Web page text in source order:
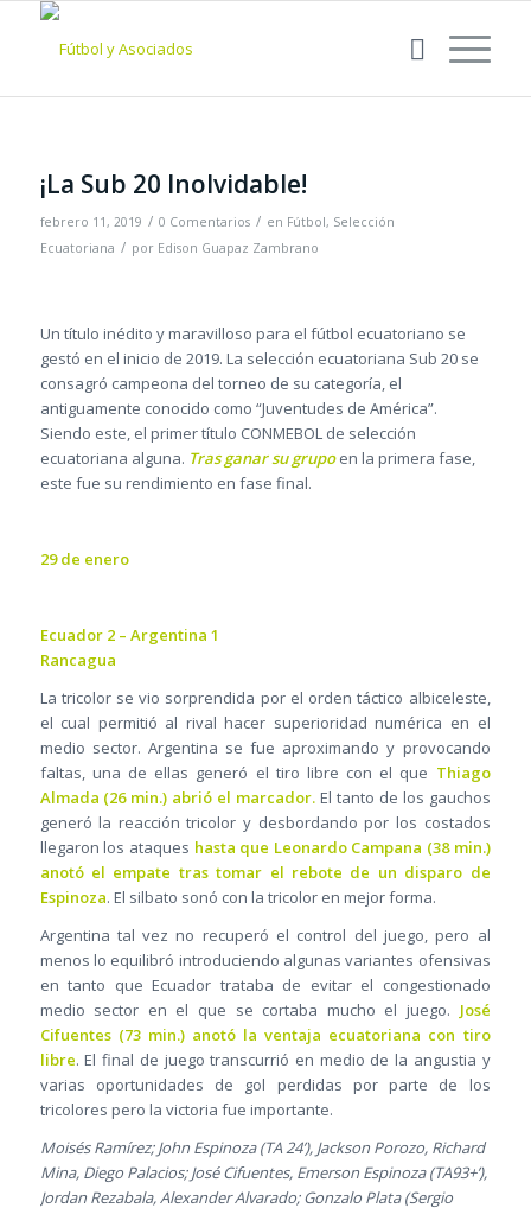
¡La Sub 20 Inolvidable!
febrero 11, 2019 / 0 Comentarios / en Fútbol, Selección
Ecuatoriana / por Edison Guapaz Zambrano
Un título inédito y maravilloso para el fútbol ecuatoriano se
gestó en el inicio de 2019. La selección ecuatoriana Sub 20 se
consagró campeona del torneo de su categoría, el
antiguamente conocido como “Juventudes de América”.
Siendo este, el primer título CONMEBOL de selección
ecuatoriana alguna. Tras ganar su grupoen la primera fase,
este fue su rendimiento en fase final.
29 de enero
Ecuador 2 – Argentina 1
Rancagua
La tricolor se vio sorprendida por el orden táctico albiceleste,
el cual permitió al rival hacer superioridad numérica en el
medio sector. Argentina se fue aproximando y provocando
faltas, una de ellas generó el tiro libre con el que Thiago
Almada (26 min.) abrió el marcador.El tanto de los gauchos
generó la reacción tricolor y desbordando por los costados
llegaron los ataques hasta que Leonardo Campana (38 min.)
anotó el empate tras tomar el rebote de un disparo de
Espinoza. El silbato sonó con la tricolor en mejor forma.
Argentina tal vez no recuperó el control del juego, pero al
menos lo equilibró introduciendo algunas variantes ofensivas
en tanto que Ecuador trataba de evitar el congestionado
medio sector en el que se cortaba mucho el juego. José
Cifuentes (73 min.) anotó la ventaja ecuatoriana con tiro
libre. El final de juego transcurrió en medio de la angustia y
varias oportunidades de gol perdidas por parte de los
tricolores pero la victoria fue importante.
Moisés Ramírez; John Espinoza (TA 24’), Jackson Porozo, Richard
Mina, Diego Palacios; José Cifuentes, Emerson Espinoza (TA93+’),
Jordan Rezabala, Alexander Alvarado; Gonzalo Plata (Sergio